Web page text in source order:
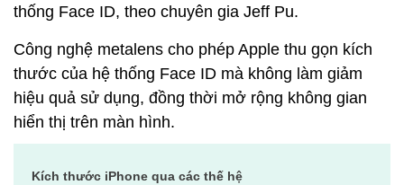
thống Face ID, theo chuyên gia Jeff Pu.
Công nghệ metalens cho phép Apple thu gọn kích
thước của hệ thống Face ID mà không làm giảm
hiệu quả sử dụng, đồng thời mở rộng không gian
hiển thị trên màn hình.
Kích thước iPhone qua các thế hệ